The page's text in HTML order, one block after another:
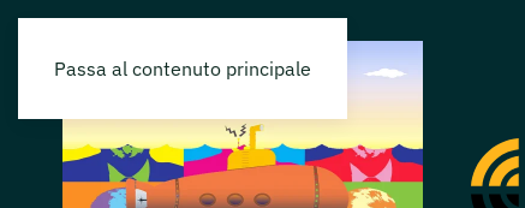
Passa al contenuto principale